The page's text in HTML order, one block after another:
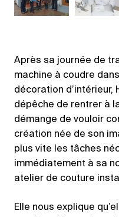
Après sa journée de
machine à coudre
décoration d’intérieur,
dépêche de rentrer à
démange de vouloir
création née de son
plus vite les tâches
immédiatement à sa
atelier de couture
Elle nous explique